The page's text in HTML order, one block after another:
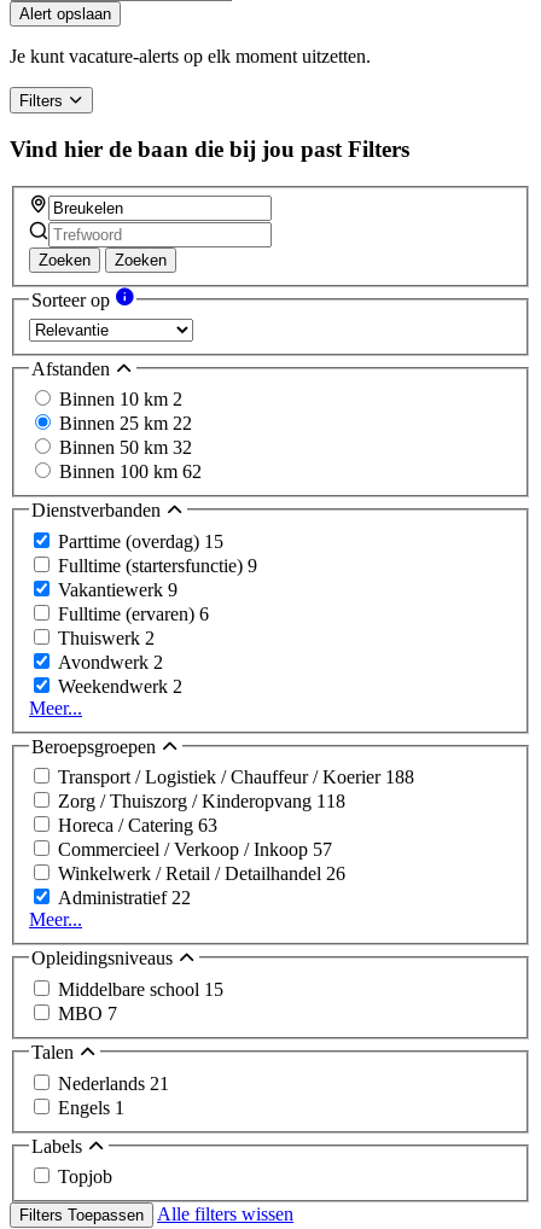
you
are
a
ignore
this
field
Alert opslaan
Je kunt vacature-alerts op elk moment uitzetten.
Filters
Vind hier de baan die bij jou past Filters
Zoeken Zoeken
Sorteer op
Afstanden
Binnen 10 km 2
Binnen 25 km 22
Binnen 50 km 32
Binnen 100 km 62
Dienstverbanden
Parttime (overdag) 15
Fulltime (startersfunctie) 9
Vakantiewerk 9
Fulltime (ervaren) 6
Thuiswerk 2
Avondwerk 2
Weekendwerk 2
Meer...
Beroepsgroepen
Transport / Logistiek / Chauffeur / Koerier 188
Zorg / Thuiszorg / Kinderopvang 118
Horeca / Catering 63
Commercieel / Verkoop / Inkoop 57
Winkelwerk / Retail / Detailhandel 26
Administratief22
Meer...
Opleidingsniveaus
Middelbare school 15
MBO 7
Talen
Nederlands 21
Engels 1
Labels
Topjob
Filters Toepassen
Alle filters wissen